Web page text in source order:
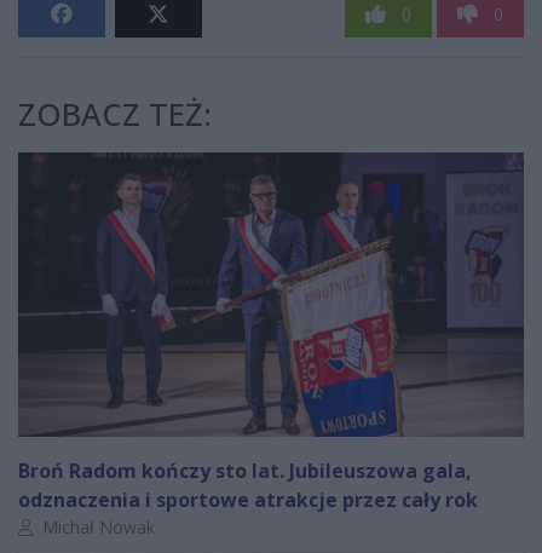
0 0
ZOBACZ TEŻ:
Broń Radom kończy sto lat. Jubileuszowa gala,
odznaczenia i sportowe atrakcje przez cały rok
Autor artykułu:
Michał Nowak